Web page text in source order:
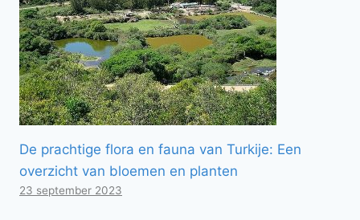
De prachtige flora en fauna van Turkije: Een
overzicht van bloemen en planten
23 september 2023